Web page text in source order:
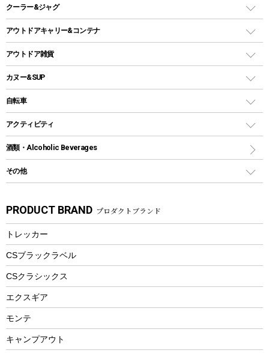
自立式タープ
パラソル
テントアクセサリー
ペグ
グランドシート
ガイドロープ
ツール
ヘッドライト
キャンドル
ガストーチ、ライター
卓上タイプグリル
パーティータイプグリル
鉄板、アミ
焚き火台&ストーブ
火起こし
バーベキューツール
燃料・着火剤・炭
ホットサンドメーカー
クッカーセット
シェラカップ
クッキングツール
ナイフ
カトラリー
マグカップ、カップ
ステンレスボトル
フードボトル
トレー
ランチョンマット
ランチボックス
ステンレスボトル
コップ付きタイプ
ワンタッチタイプ
プラスチックボトル
ディズニーボトル
クーラー&ジャグ
クーラーボックス
ウォータージャグ
保冷剤
アウトドアキャリー&コンテナ
アウトドアキャリー
アウトドア雑貨
バックパック&バッグ
リュック、バックパック
トートバッグ、サコッシュ
ショッピングキャリー
その他アウトドア雑貨
スプレー関係
ツール、他
カヌー&SUP
インフレータブル
カヤック
パドル
ヘルメット
エアーポンプ
アクセサリー
自転車
折りたたみ自転車
シティサイクル
自転車ウェア
アクティビティ
マリン
ラッシュガード
パラソル
フローティングベスト
エアーポンプ
ビーチテント
ウィンター
スノーシュー
酒類・Alcoholic Beverages
その他
湯たんぽ
防災用品
PRODUCT BRAND プロダクトブランド
トレッカー
CSブラックラベル
CSクラシックス
エクスギア
モンテ
キャンプアウト